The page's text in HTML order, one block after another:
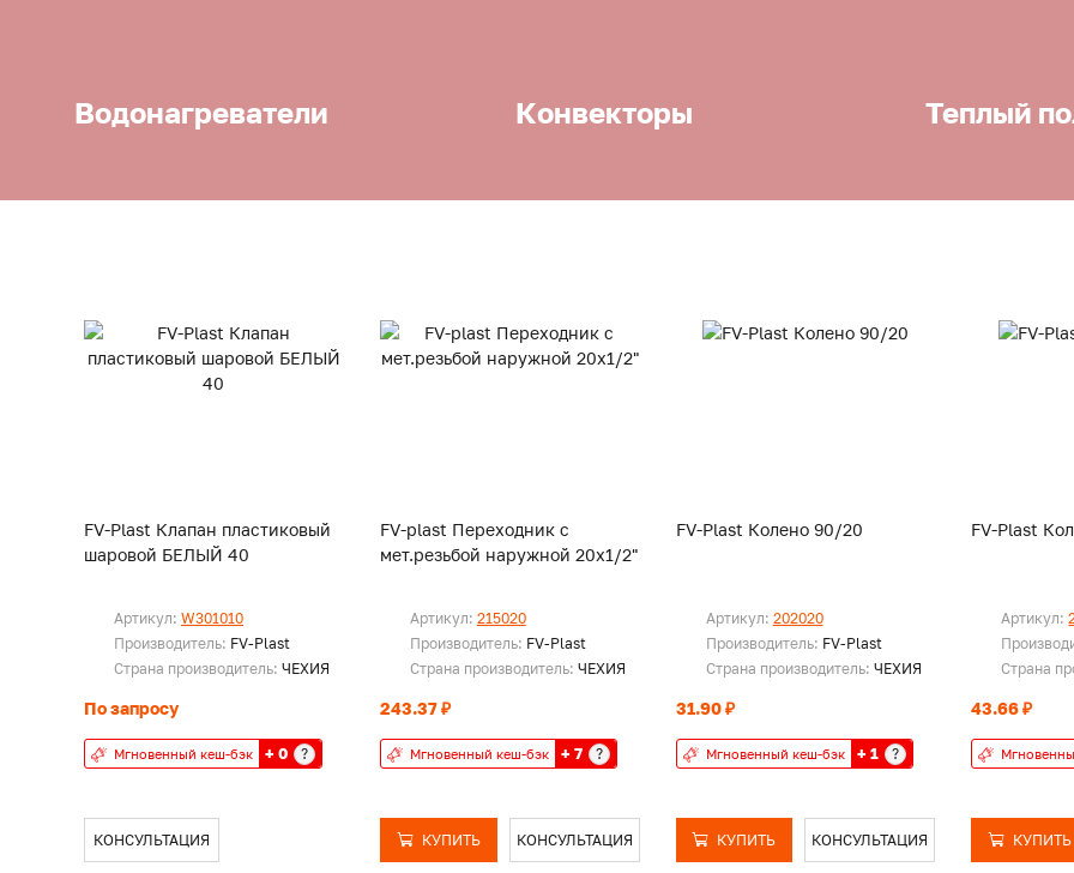
Водонагреватели Конвекторы Теплый
FV-Plast Клапан пластиковый
шаровой БЕЛЫЙ 40
Артикул: W301010
Производитель: FV-Plast
Страна производитель: ЧЕХИЯ
По запросу
Мгновенный кеш-бэк + 0 ?
КОНСУЛЬТАЦИЯ
FV-plast Переходник с
мет.резьбой наружной 20х1/2"
Артикул: 215020
Производитель: FV-Plast
Страна производитель: ЧЕХИЯ
243.37 ₽
Мгновенный кеш-бэк + 7 ?
КУПИТЬ КОНСУЛЬТАЦИЯ
FV-Plast Колено 90/20
Артикул: 202020
Производитель: FV-Plast
Страна производитель: ЧЕХИЯ
31.90 ₽
Мгновенный кеш-бэк + 1 ?
КУПИТЬ КОНСУЛЬТАЦИЯ
FV-Plast
Артикул:
Страна
43.66 ₽
КУПИТЬ